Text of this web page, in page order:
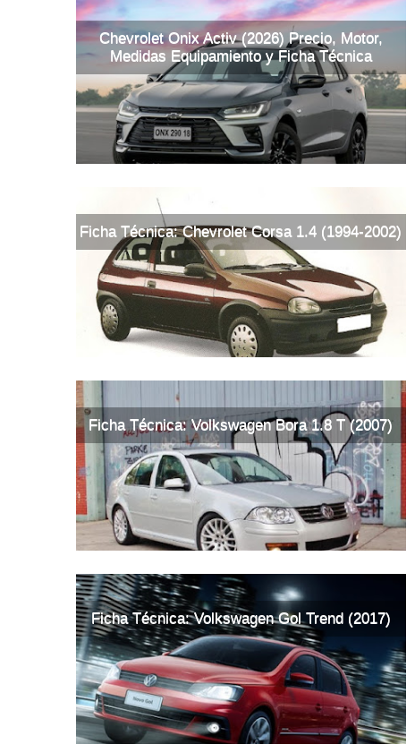
Chevrolet Onix Activ (2026) Precio, Motor,
Medidas Equipamiento y Ficha Técnica
Ficha Técnica: Chevrolet Corsa 1.4 (1994-2002)
Ficha Técnica: Volkswagen Bora 1.8 T (2007)
Ficha Técnica: Volkswagen Gol Trend (2017)